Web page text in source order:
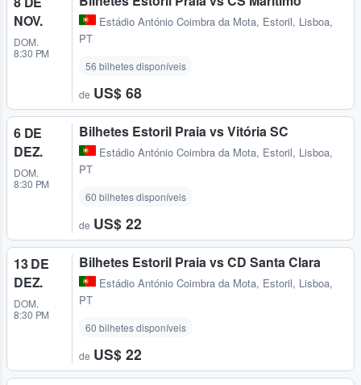
NOV.
DOM.
8:30 PM
Estádio António Coimbra da Mota, Estoril, Lisboa,
PT
56 bilhetes disponíveis
de US$ 68
6 DE
DEZ.
DOM.
8:30 PM
Bilhetes Estoril Praia vs Vitória SC
Estádio António Coimbra da Mota, Estoril, Lisboa,
PT
60 bilhetes disponíveis
de US$ 22
13 DE
DEZ.
DOM.
8:30 PM
Bilhetes Estoril Praia vs CD Santa Clara
Estádio António Coimbra da Mota, Estoril, Lisboa,
PT
60 bilhetes disponíveis
de US$ 22